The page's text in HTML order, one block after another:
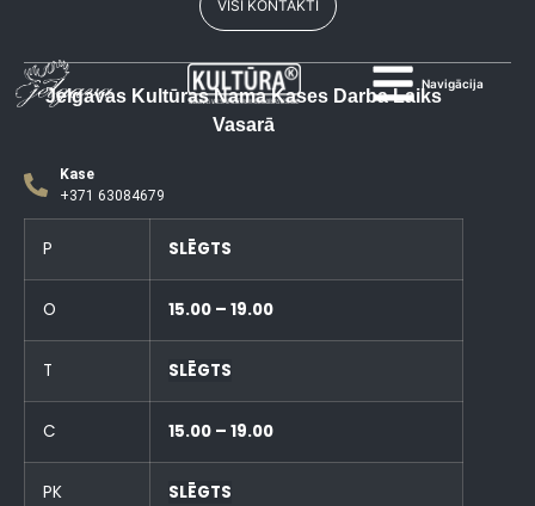
Navigācija
VISI KONTAKTI
Jelgavas Kultūras Nama Kases Darba Laiks
Vasarā
Kase
+371 63084679
P SLĒGTS
O 15.00 – 19.00
T SLĒGTS
C 15.00 – 19.00
PK SLĒGTS